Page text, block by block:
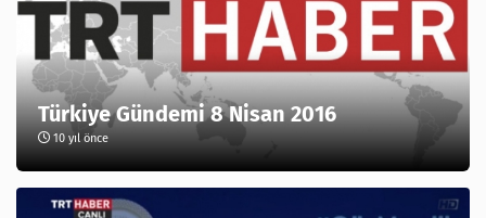
Türkiye Gündemi 8 Nisan 2016
10 yıl önce